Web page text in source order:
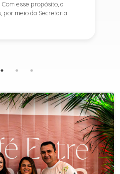
esse propósito, a
por meio da Secretaria
Econômico,
feira (11) a Rede de Negócios
da empresa Seu
estratégias para
relacionamentos
de
Municipal de Turismo e
Edna Carvalho, a Rede de
uma iniciativa da gestão
fortalecer o
o crescimento das